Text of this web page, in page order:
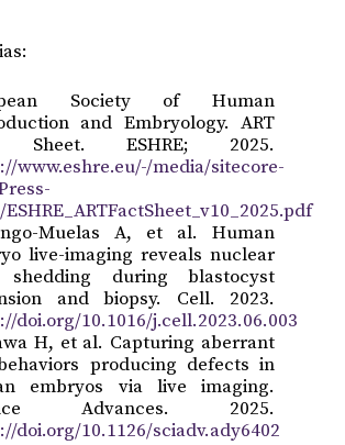
Society of Human
and Embryology. ART
Sheet. ESHRE; 2025.
www.eshre.eu/-/media/sitecore-
Muelas A, et al. Human
live-imaging reveals nuclear
shedding during blastocyst
and biopsy. Cell. 2023.
doi.org/10.1016/j.cell.2023.06.003
H, et al. Capturing aberrant
producing defects in
embryos via live imaging.
Advances. 2025.
doi.org/10.1126/sciadv.ady6402